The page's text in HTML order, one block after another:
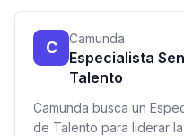
C Camunda
Especialista
Talento
Camunda busca un
de Talento para liderar